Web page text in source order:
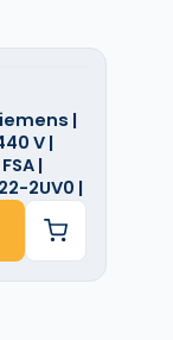
|
V |
|
2UV0 |